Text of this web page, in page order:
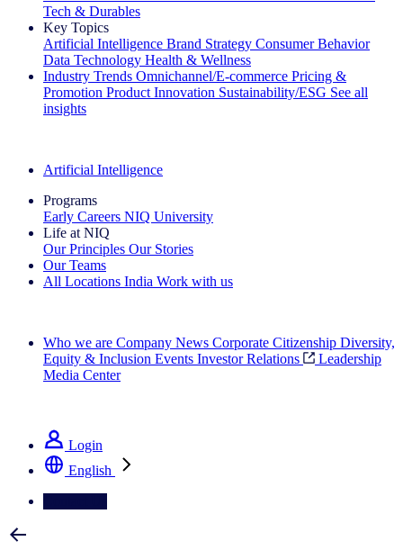
Tech & Durables
Key Topics
Artificial Intelligence Brand Strategy Consumer Behavior
Data Technology Health & Wellness
Industry Trends Omnichannel/E-commerce Pricing &
Promotion Product Innovation Sustainability/ESG See all
insights
Artificial Intelligence
Programs
Early Careers NIQ University
Life at NIQ
Our Principles Our Stories
Our Teams
All Locations India Work with us
Who we are Company News Corporate Citizenship Diversity,
Equity & Inclusion Events Investor Relations
Leadership
Media Center
Login
English